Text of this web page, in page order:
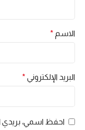
الاسم *
البريد الإلكتروني *
احفظ اسمي، بريدي